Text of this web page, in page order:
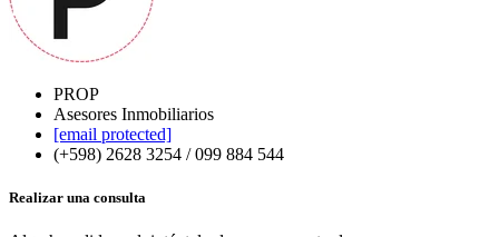
PROP
Asesores Inmobiliarios
[email protected]
(+598) 2628 3254 / 099 884 544
Realizar una consulta